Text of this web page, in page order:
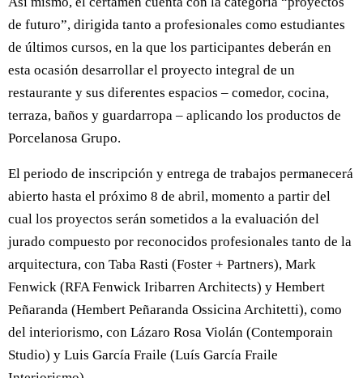
de futuro”, dirigida tanto a profesionales como estudiantes
de últimos cursos, en la que los participantes deberán en
esta ocasión desarrollar el proyecto integral de un
restaurante y sus diferentes espacios – comedor, cocina,
terraza, baños y guardarropa – aplicando los productos de
Porcelanosa Grupo.
El periodo de inscripción y entrega de trabajos permanecerá
abierto hasta el próximo 8 de abril, momento a partir del
cual los proyectos serán sometidos a la evaluación del
jurado compuesto por reconocidos profesionales tanto de la
arquitectura, con Taba Rasti (Foster + Partners), Mark
Fenwick (RFA Fenwick Iribarren Architects) y Hembert
Peñaranda (Hembert Peñaranda Ossicina Architetti), como
del interiorismo, con Lázaro Rosa Violán (Contemporain
Studio) y Luis García Fraile (Luís García Fraile